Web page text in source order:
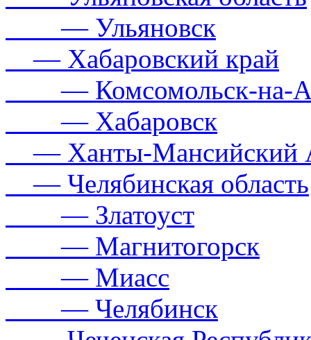
— Ульяновск
— Хабаровский край
— Комсомольск-на-
— Хабаровск
— Ханты-Мансийский
— Челябинская область
— Златоуст
— Магнитогорск
— Миасс
— Челябинск